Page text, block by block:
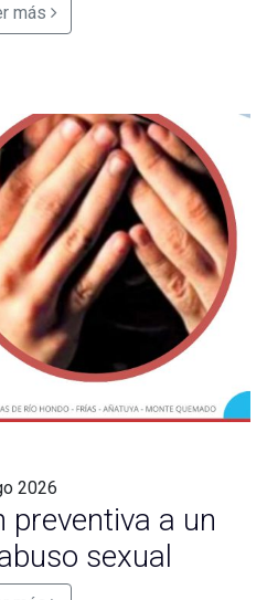
más
2026
preventiva a un
sexual